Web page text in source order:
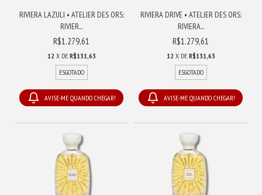
RIVIERA LAZULI • ATELIER DES ORS:
RIVIER...
R$1.279,61
12 X DE R$131,63
ESGOTADO
AVISE-ME QUANDO CHEGAR!
RIVIERA DRIVE • ATELIER DES ORS:
RIVIERA...
R$1.279,61
12 X DE R$131,63
ESGOTADO
AVISE-ME QUANDO CHEGAR!